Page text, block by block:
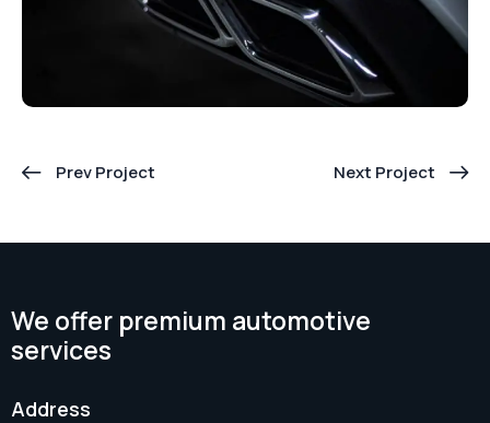
Prev Project Next Project
We offer premium automotive
services
Address